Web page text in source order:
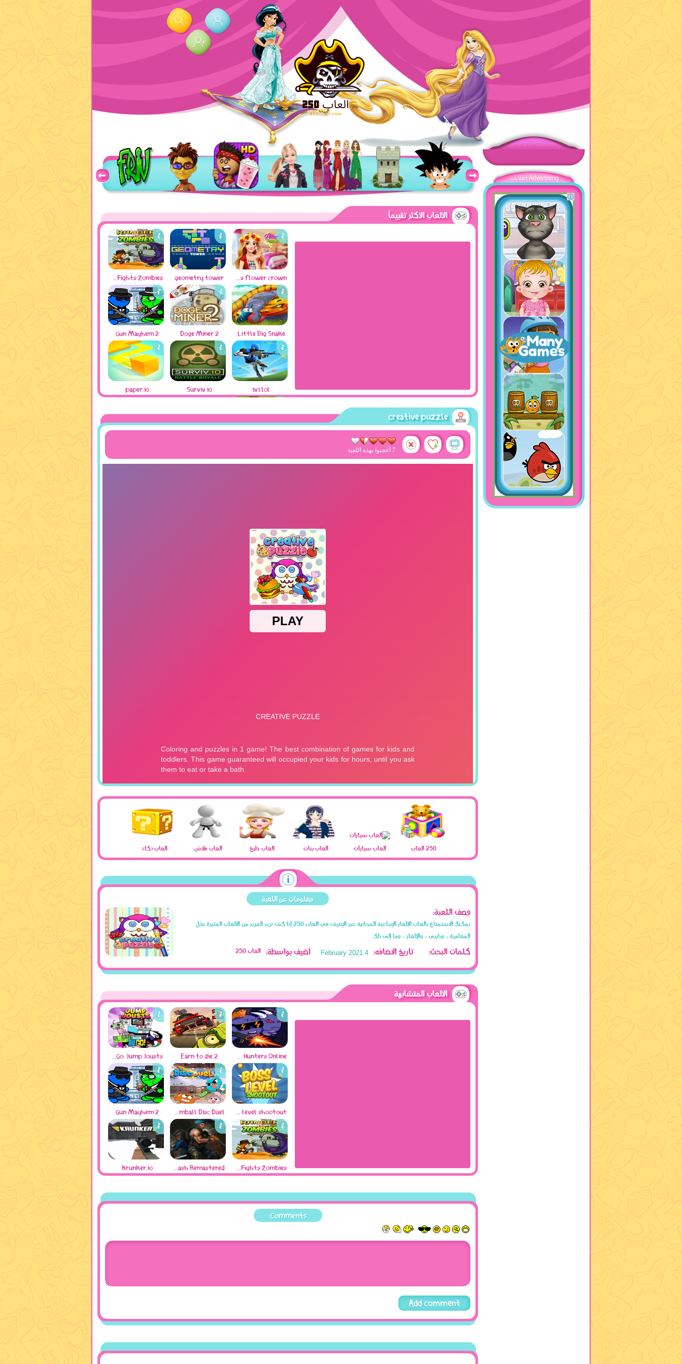
الألعاب الأكثر تقييماً
princess flower crown
geometry tower
Ranger Fights Zombies
Little Big Snake
Doge Miner 2
Gun Mayhem 2
1v1.lol
Surviv.io
paper.io
creative puzzle
Favorite
7 أعجبوا بهذه اللعبة
250 العاب العاب سيارات العاب بنات العاب طبخ العاب فلاش العاب ذكاء
معلومات عن اللعبة
وصف اللعبة:
يمكنك الاستمتاع بألعاب الألغاز الإبداعية المجانية عبر الإنترنت في العاب 250 إذا كنت تريد المزيد من الألعاب المثيرة مثل
المغامرة ، وباربي ، والألغاز ، وما إلى ذلك.
كلمات البحث: تاريخ الاضافه: 4 February 2021 اضيف بواسطة: العاب 250
الألعاب المتشابهة
Zombie Hunters Online
Earn to die 2
Teen Titans Go: Jump Jousts
boss level shootout
Gumball Disc Duel
Gun Mayhem 2
Ranger Fights Zombies
Subway Clash Remastered
Krunker.io
Comments: